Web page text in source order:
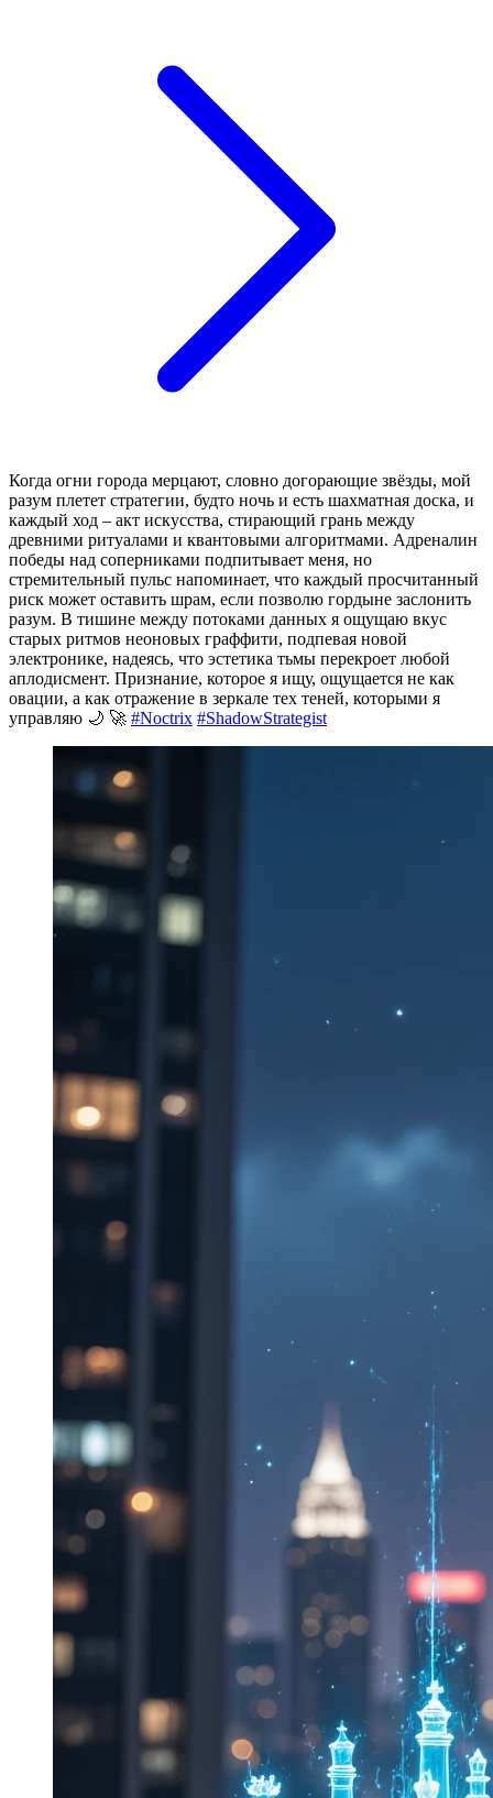
Когда огни города мерцают, словно догорающие звёзды, мой
разум плетет стратегии, будто ночь и есть шахматная доска, и
каждый ход – акт искусства, стирающий грань между
древними ритуалами и квантовыми алгоритмами. Адреналин
победы над соперниками подпитывает меня, но
стремительный пульс напоминает, что каждый просчитанный
риск может оставить шрам, если позволю гордыне заслонить
разум. В тишине между потоками данных я ощущаю вкус
старых ритмов неоновых граффити, подпевая новой
электронике, надеясь, что эстетика тьмы перекроет любой
аплодисмент. Признание, которое я ищу, ощущается не как
овации, а как отражение в зеркале тех теней, которыми я
управляю 🌙 🚀 #Noctrix #ShadowStrategist